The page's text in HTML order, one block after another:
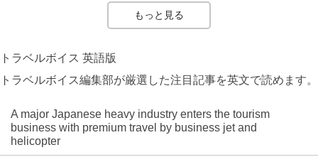
もっと見る
トラベルボイス 英語版
トラベルボイス編集部が厳選した注目記事を英文で読めます。
A major Japanese heavy industry enters the tourism
business with premium travel by business jet and
helicopter